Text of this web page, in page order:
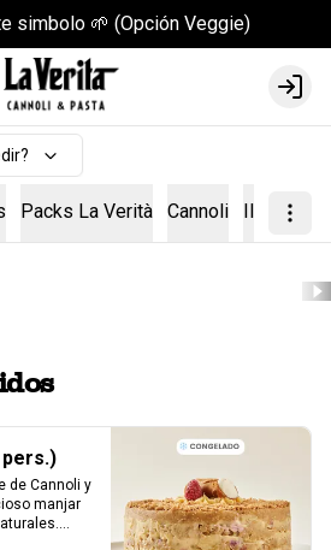
simbolo 🌱 (Opción Veggie)
Login
Packs La Verità Cannoli Il Kit
de Cannoli y
manjar